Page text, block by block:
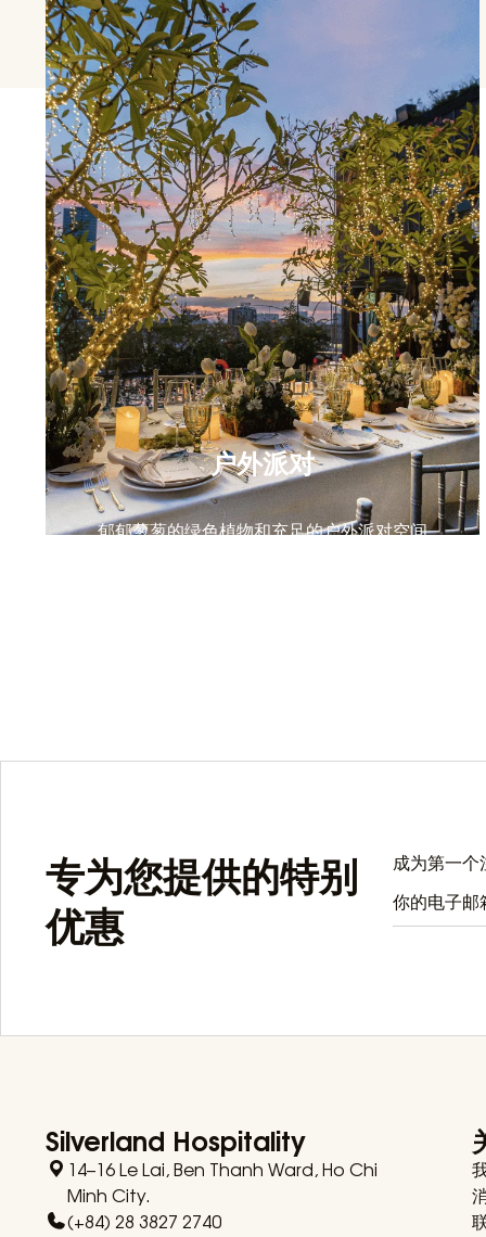
户外派对
郁郁葱葱的绿色植物和充足的户外派对空间
专为您提供的特别
优惠
成为第一
Silverland Hospitality
14–16 Le Lai, Ben Thanh Ward, Ho Chi
Minh City.
(+84) 28 3827 2740